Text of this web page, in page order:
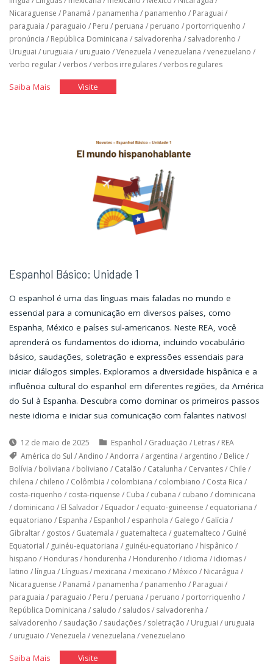
Nicaraguense / Panamá / panamenha / panamenho / Paraguai /
paraguaia / paraguaio / Peru / peruana / peruano / portorriquenho /
pronúncia / República Dominicana / salvadorenha / salvadorenho /
Uruguai / uruguaia / uruguaio /Venezuela /venezuelana /venezuelano /
verbo regular/verbos/verbos irregulares/verbos regulares
Saiba Mais"EspanholVisite"Espanhol
Espanhol Básico: Unidade 1
O espanhol é uma das línguas mais faladas no mundo e
essencial para a comunicação em diversos países, como
Espanha, México e países sul-americanos. Neste REA, você
aprenderá os fundamentos do idioma, incluindo vocabulário
básico, saudações, soletração e expressões essenciais para
iniciar diálogos simples. Exploramos a diversidade hispânica e a
influência cultural do espanhol em diferentes regiões, da América
do Sul à Espanha. Descubra como dominar os primeiros passos
neste idioma e iniciar sua comunicação com falantes nativos!
12 de maio de 2025 Espanhol / Graduação / Letras/ REA
América do Sul /Andino /Andorra / argentina / argentino / Belice /
Bolívia / boliviana / boliviano / Catalão / Catalunha / Cervantes/ Chile /
chilena / chileno / Colômbia / colombiana / colombiano / Costa Rica /
costa-riquenho / costa-riquense / Cuba / cubana / cubano / dominicana
/ dominicano / El Salvador/ Equador/ equato-guineense / equatoriana /
equatoriano / Espanha / Espanhol / espanhola / Galego / Galícia /
Gibraltar/ gostos/ Guatemala / guatemalteca / guatemalteco / Guiné
Equatorial / guinéu-equatoriana / guinéu-equatoriano / hispânico /
hispano / Honduras/ hondurenha / Hondurenho / idioma / idiomas/
latino / língua / Línguas/ mexicana / mexicano / México / Nicarágua /
Nicaraguense / Panamá / panamenha / panamenho / Paraguai /
paraguaia / paraguaio / Peru / peruana / peruano / portorriquenho /
República Dominicana / saludo / saludos/ salvadorenha /
salvadorenho / saudação / saudações/ soletração / Uruguai / uruguaia
/ uruguaio /Venezuela /venezuelana /venezuelano
Saiba Mais"EspanholVisite"Espanhol